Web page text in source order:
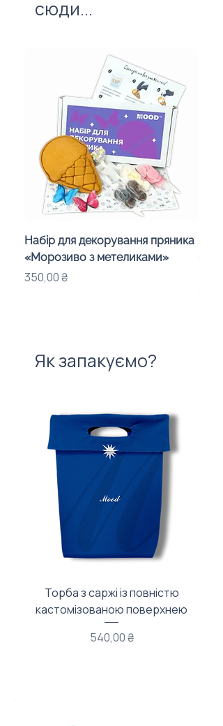
сюди...
Набір для декорування пряника
«Морозиво з метеликами»
Ціна
350,00 ₴
Ціна
1
Як запакуємо?
Торба з саржі із повністю
кастомізованою поверхнею
Ціна
540,00 ₴